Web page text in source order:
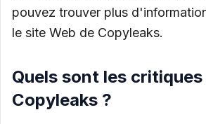
pouvez trouver plus
le site Web de Copyleaks.
Quels sont les critiques
Copyleaks ?